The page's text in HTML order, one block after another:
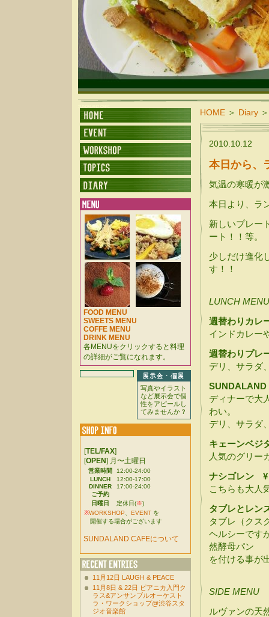
HOME ＞ Diary ＞
2010.10.12
本日から、
気温の寒暖が
本日より、ラ
新しいプレー
ート！！等。
少しだけ進化
す！！
LUNCH MENU
週替わりカレ
インドカレー
週替わりプ
デリ、サラダ
ディナーで大
わい。
デリ、サラダ
キェーンベ
人気のグリー
ナシゴレン ¥
こちらも大人
タブレとレン
タブレ（クス
ヘルシーです
然酵母パン
を付ける事が
SIDE MENU
ルヴァンの
FOOD MENU
SWEETS MENU
COFFE MENU
DRINK MENU
各MENUをクリックすると料理
の詳細がご覧になれます。
写真やイラスト
など展示会で個
性をアピールし
てみませんか？
[TEL/FAX]
[OPEN] 月〜土曜日
営業時間
12:00-24:00
LUNCH
12:00-17:00
DINNER
17:00-24:00
ご予約
日曜日
定休日(※)
※WORKSHOP EVENT を
開催する場合がございます
SUNDALAND CAFEについて
11月12日 LAUGH & PEACE
11月8日 & 22日 ピアニカ入門ク
ラス&アンサンブルオーケスト
ラ・ワークショップ@渋谷スタ
ジオ音楽館